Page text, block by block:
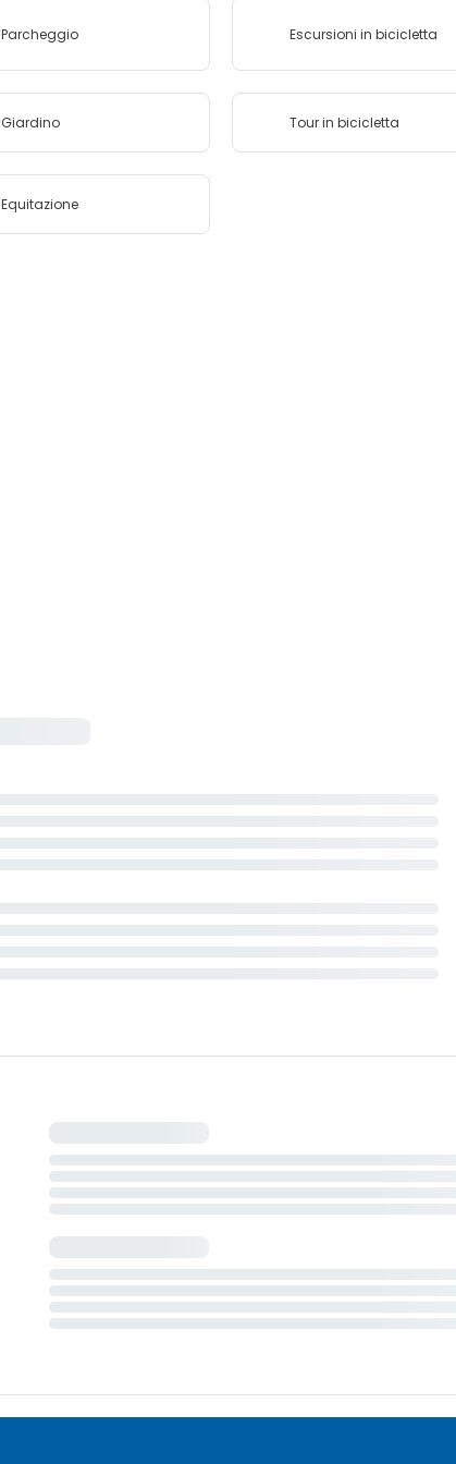
Parcheggio Escursioni in bicicletta
Giardino Tour in bicicletta
Equitazione